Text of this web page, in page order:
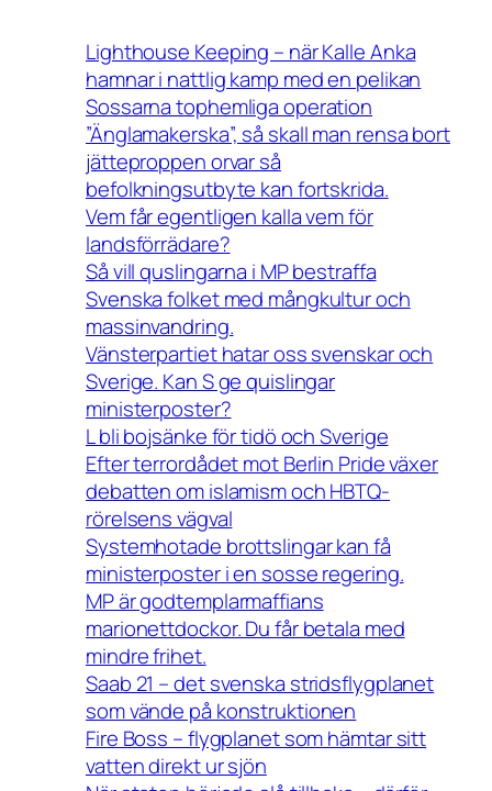
Lighthouse Keeping – när Kalle Anka
hamnar i nattlig kamp med en pelikan
Sossarna tophemliga operation
”Änglamakerska”, så skall man rensa bort
jätteproppen orvar så
befolkningsutbyte kan fortskrida.
Vem får egentligen kalla vem för
landsförrädare?
Så vill quslingarna i MP bestraffa
Svenska folket med mångkultur och
massinvandring.
Vänsterpartiet hatar oss svenskar och
Sverige. Kan S ge quislingar
ministerposter?
L bli bojsänke för tidö och Sverige
Efter terrordådet mot Berlin Pride växer
debatten om islamism och HBTQ-
rörelsens vägval
Systemhotade brottslingar kan få
ministerposter i en sosse regering.
MP är godtemplarmaffians
marionettdockor. Du får betala med
mindre frihet.
Saab 21 – det svenska stridsflygplanet
som vände på konstruktionen
Fire Boss – flygplanet som hämtar sitt
vatten direkt ur sjön